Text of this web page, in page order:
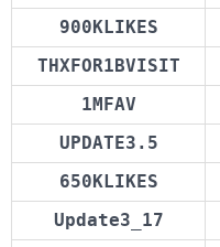
900KLIKES
THXFOR1BVISIT
1MFAV
UPDATE3.5
650KLIKES
Update3_17